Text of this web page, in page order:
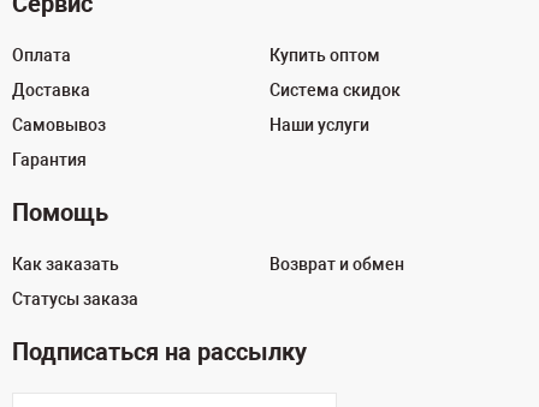
Оплата
Доставка
Самовывоз
Гарантия
Купить оптом
Система скидок
Наши услуги
Помощь
Как заказать
Статусы заказа
Возврат и обмен
Подписаться на рассылку